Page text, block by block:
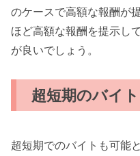
のケースで高額な報酬が
ほど高額な報酬を提示し
が良いでしょう。
超短期のバイ
超短期でのバイトも可能